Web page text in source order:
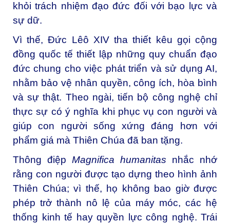
khỏi trách nhiệm đạo đức đối với bạo lực và
sự dữ.
Vì thế, Đức Lêô XIV tha thiết kêu gọi cộng
đồng quốc tế thiết lập những quy chuẩn đạo
đức chung cho việc phát triển và sử dụng AI,
nhằm bảo vệ nhân quyền, công ích, hòa bình
và sự thật. Theo ngài, tiến bộ công nghệ chỉ
thực sự có ý nghĩa khi phục vụ con người và
giúp con người sống xứng đáng hơn với
phẩm giá mà Thiên Chúa đã ban tặng.
Thông điệp Magnifica humanitas nhắc nhớ
rằng con người được tạo dựng theo hình ảnh
Thiên Chúa; vì thế, họ không bao giờ được
phép trở thành nô lệ của máy móc, các hệ
thống kinh tế hay quyền lực công nghệ. Trái